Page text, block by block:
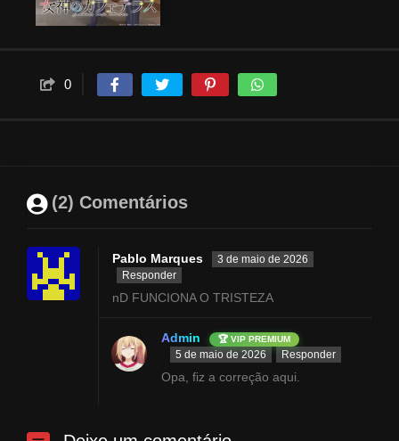
0
(2) Comentários
Pablo Marques
3 de maio de 2026
Responder
nD FUNCIONA O TRISTEZA
Admin 🏆 VIP PREMIUM
5 de maio de 2026 Responder
Opa, fiz a correção aqui.